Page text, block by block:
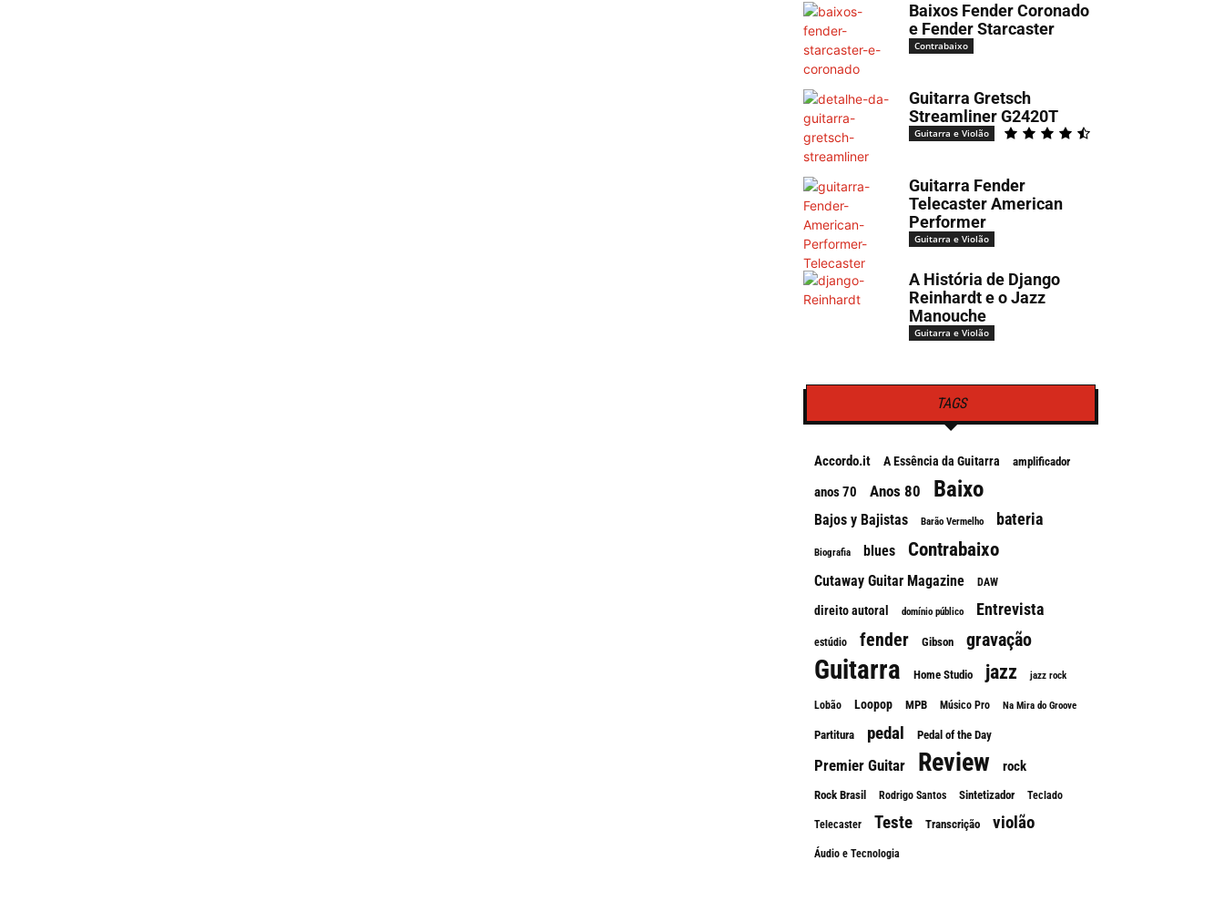
Baixos Fender Coronado
e Fender Starcaster
Contrabaixo
Guitarra Gretsch
Streamliner G2420T
Guitarra e Violão
Guitarra Fender
Telecaster American
Performer
Guitarra e Violão
A História de Django
Reinhardt e o Jazz
Manouche
Guitarra e Violão
TAGS
Accordo.it A Essência da Guitarra amplificador
anos 70 Anos 80 Baixo
Bajos y Bajistas Barão Vermelho bateria
Biografia blues Contrabaixo
Cutaway Guitar Magazine DAW
direito autoral domínio público Entrevista
estúdio fender Gibson gravação
Guitarra Home Studio jazz jazz rock
Lobão Loopop MPB Músico Pro Na Mira do Groove
Partitura pedal Pedal of the Day
Premier Guitar Review rock
Rock Brasil Rodrigo Santos Sintetizador Teclado
Telecaster Teste Transcrição violão
Áudio e Tecnologia